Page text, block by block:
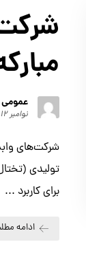
عمومی
نوامبر ۱۲, ۲۰۲۲
شرکت‌های
تولیدی
برای کاربرد ...
ادامه